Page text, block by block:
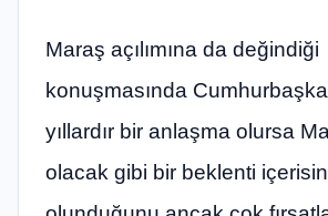
Maraş açılımına da değindiği
konuşmasında
yıllardır bir anlaşma olursa
olacak gibi bir beklenti